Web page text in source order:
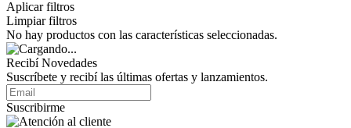
Aplicar filtros
Limpiar filtros
No hay productos con las características seleccionadas.
Recibí Novedades
Suscríbete y recibí las últimas ofertas y lanzamientos.
Suscribirme